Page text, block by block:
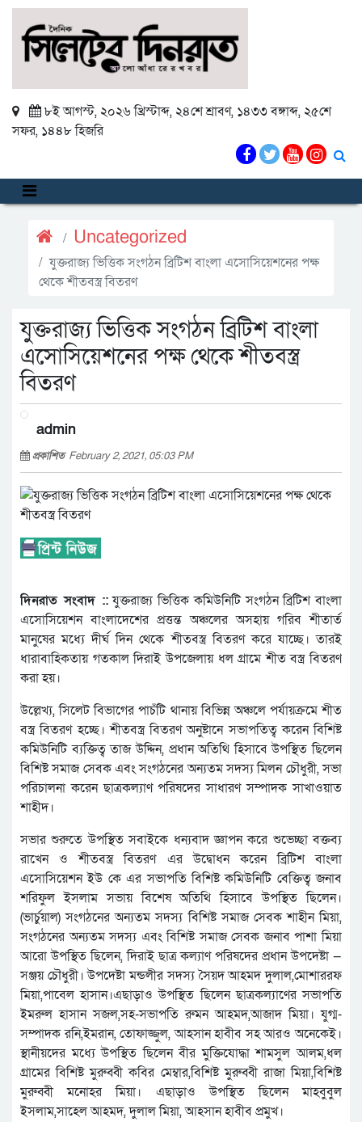
৮ই আগস্ট, ২০২৬ খ্রিস্টাব্দ, ২৪শে শ্রাবণ, ১৪৩৩ বঙ্গাব্দ, ২৫শে
সফর, ১৪৪৮ হিজরি
Uncategorized
যুক্তরাজ্য ভিত্তিক সংগঠন ব্রিটিশ বাংলা এসোসিয়েশনের পক্ষ
থেকে শীতবস্ত্র বিতরণ
যুক্তরাজ্য ভিত্তিক সংগঠন ব্রিটিশ বাংলা
এসোসিয়েশনের পক্ষ থেকে শীতবস্ত্র
বিতরণ
admin
প্রকাশিত February 2, 2021, 05:03 PM
দিনরাত সংবাদ ::যুক্তরাজ্য ভিত্তিক কমিউনিটি সংগঠন ব্রিটিশ বাংলা
এসোসিয়েশন বাংলাদেশের প্রত্তন্ত অঞ্চলের অসহায় গরিব শীতার্ত
মানুষের মধ্যে দীর্ঘ দিন থেকে শীতবস্ত্র বিতরণ করে যাচ্ছে। তারই
ধারাবাহিকতায় গতকাল দিরাই উপজেলায় ধল গ্রামে শীত বস্ত্র বিতরণ
করা হয়।
উল্লেখ্য, সিলেট বিভাগের পাচঁটি থানায় বিভিন্ন অঞ্চলে পর্যায়ক্রমে শীত
বস্ত্র বিতরণ হচ্ছে। শীতবস্ত্র বিতরণ অনুষ্টানে সভাপতিত্ব করেন বিশিষ্ট
কমিউনিটি ব্যক্তিত্ব তাজ উদ্দিন, প্রধান অতিথি হিসাবে উপস্থিত ছিলেন
বিশিষ্ট সমাজ সেবক এবং সংগঠনের অন্যতম সদস্য মিলন চৌধুরী, সভা
পরিচালনা করেন ছাত্রকল্যাণ পরিষদের সাধারণ সম্পাদক সাখাওয়াত
শাহীদ।
সভার শুরুতে উপস্থিত সবাইকে ধন্যবাদ জ্ঞাপন করে শুভেচ্ছা বক্তব্য
রাখেন ও শীতবস্ত্র বিতরণ এর উদ্বোধন করেন ব্রিটিশ বাংলা
এসোসিয়েশন ইউ কে এর সভাপতি বিশিষ্ট কমিউনিটি বেক্তিত্ব জনাব
শরিফুল ইসলাম সভায় বিশেষ অতিথি হিসাবে উপস্থিত ছিলেন।
(ভার্চুয়াল) সংগঠনের অন্যতম সদস্য বিশিষ্ট সমাজ সেবক শাহীন মিয়া,
সংগঠনের অন্যতম সদস্য এবং বিশিষ্ট সমাজ সেবক জনাব পাশা মিয়া
আরো উপস্থিত ছিলেন, দিরাই ছাত্র কল্যাণ পরিষদের প্রধান উপদেষ্টা —
সঞ্জয় চৌধুরী। উপদেষ্টা মন্ডলীর সদস্য সৈয়দ আহমদ দুলাল,মোশাররফ
মিয়া,পাবেল হাসান।এছাড়াও উপস্থিত ছিলেন ছাত্রকল্যাণের সভাপতি
ইমরুল হাসান সজল,সহ-সভাপতি রুমন আহমদ,আজাদ মিয়া। যুগ্ম-
সম্পাদক রনি,ইমরান, তোফাজ্জুল, আহসান হাবীব সহ আরও অনেকেই।
স্থানীয়দের মধ্যে উপস্থিত ছিলেন বীর মুক্তিযোদ্ধা শামসুল আলম,ধল
গ্রামের বিশিষ্ট মুরুব্বী কবির মেম্বার,বিশিষ্ট মুরুব্বী রাজা মিয়া,বিশিষ্ট
মুরুব্বী মনোহর মিয়া। এছাড়াও উপস্থিত ছিলেন মাহবুবুল
ইসলাম,সাহেল আহমদ, দুলাল মিয়া, আহসান হাবীব প্রমুখ।